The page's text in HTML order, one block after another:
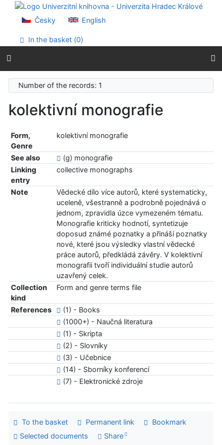
Go to content
Go to menu
Accessibility declaration
Česky English
In the basket (0)
Number of the records: 1
kolektivní monografie
Form,
Genre
kolektivní monografie
See also
(g) monografie
Linking
entry
collective monographs
Note
Vědecké dílo více autorů, které systematicky,
uceleně, všestranně a podrobně pojednává o
jednom, zpravidla úzce vymezeném tématu.
Monografie kriticky hodnotí, syntetizuje
doposud známé poznatky a přináší poznatky
nové, které jsou výsledky vlastní vědecké
práce autorů, předkládá závěry. V kolektivní
monografii tvoří individuální studie autorů
uzavřený celek.
Collection
kind
Form and genre terms file
References
(1) - Books
(1000+) - Naučná literatura
(1) - Skripta
(2) - Slovníky
(3) - Učebnice
(14) - Sborníky konferencí
(7) - Elektronické zdroje
To the basket Permanent link
Bookmark
Selected documents
Share